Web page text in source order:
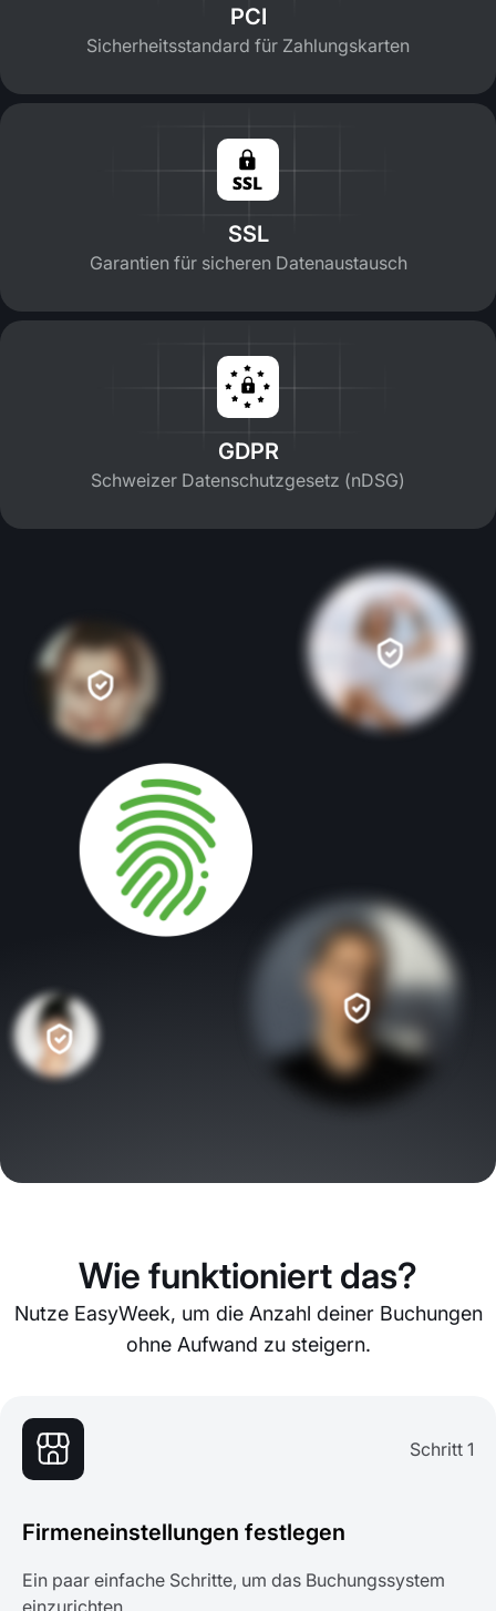
PCI
Sicherheitsstandard für Zahlungskarten
SSL
Garantien für sicheren Datenaustausch
GDPR
Schweizer Datenschutzgesetz (nDSG)
Wie funktioniert das?
Nutze EasyWeek, um die Anzahl deiner Buchungen
ohne Aufwand zu steigern.
Schritt 1
Firmeneinstellungen festlegen
Ein paar einfache Schritte, um das Buchungssystem